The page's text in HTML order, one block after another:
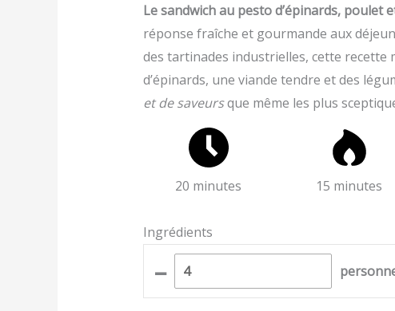
Le sandwich au pesto d’épinards, poulet
réponse fraîche et gourmande aux
des tartinades industrielles, cette recette
d’épinards, une viande tendre et des
et de saveursque même les plus
20 minutes 15 minutes
Ingrédients
–